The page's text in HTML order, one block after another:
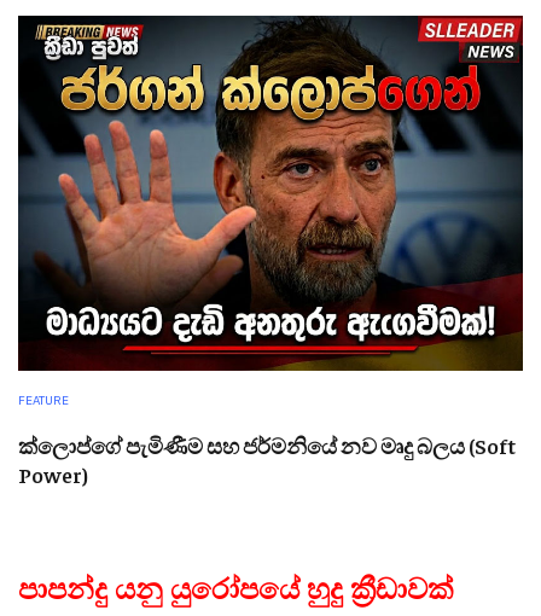
FEATURE
ක්ලොප්ගේ පැමිණීම සහ ජර්මනියේ නව මෘදු බලය (Soft
Power)
පාපන්දු යනු යුරෝපයේ හුදු ක්‍රීඩාවක්